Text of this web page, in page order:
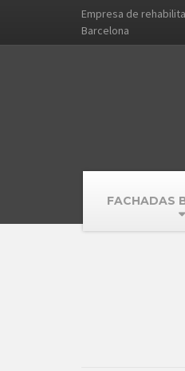
Empresa de
Barcelona
FACHADAS